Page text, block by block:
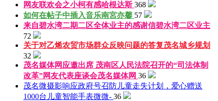
网友联欢会之小柯有感哈根达斯 368
如何在帖子中插入音乐南宮亦馨 57
来自碧水湾二期二区全体业主的感谢信碧水湾二区业主
72
关于对乙烯农贸市场群众反映问题的答复茂名城乡规划
32
茂名媒体网应邀出席 茂南区人民法院召开的“司法体制
改革”网友代表座谈会茂名媒体网 36
茂名微摄影响应政府号召防儿童走失计划，爱心赠送
1000台儿童智能手表微微- 36